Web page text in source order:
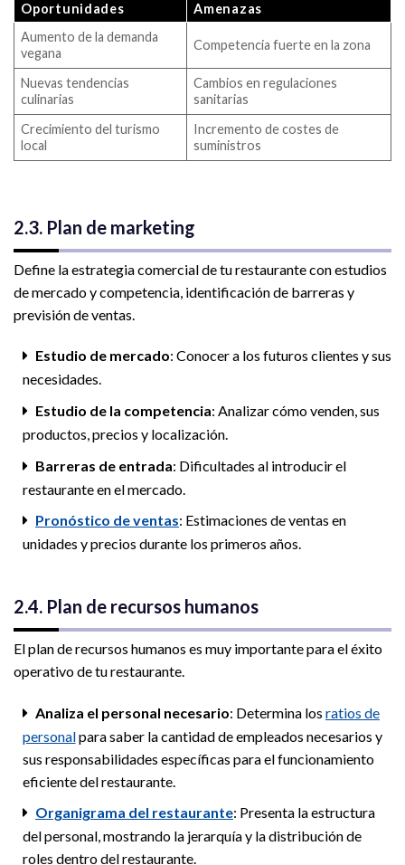
Oportunidades
Amenazas
Aumento de la demanda
vegana
Competencia fuerte en la zona
Nuevas tendencias
culinarias
Cambios en regulaciones
sanitarias
Crecimiento del turismo
local
Incremento de costes de
suministros
2.3. Plan de marketing
Define la estrategia comercial de tu restaurante con estudios
de mercado y competencia, identificación de barreras y
previsión de ventas.
Estudio de mercado: Conocer a los futuros clientes y sus
necesidades.
Estudio de la competencia: Analizar cómo venden, sus
productos, precios y localización.
Barreras de entrada: Dificultades al introducir el
restaurante en el mercado.
Pronóstico de ventas: Estimaciones de ventas en
unidades y precios durante los primeros años.
2.4. Plan de recursos humanos
El plan de recursos humanos es muy importante para el éxito
operativo de tu restaurante.
Analiza el personal necesario: Determina los ratios de
personalpara saber la cantidad de empleados necesarios y
sus responsabilidades específicas para el funcionamiento
eficiente del restaurante.
Organigrama del restaurante: Presenta la estructura
del personal, mostrando la jerarquía y la distribución de
roles dentro del restaurante.